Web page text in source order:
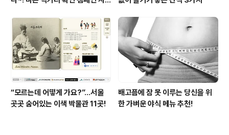
“모르는데 어떻게 가요?”...서울
곳곳 숨어있는 이색 박물관 11곳!
배고픔에 잠 못 이루는 당신을 위
한 가벼운 야식 메뉴 추천!